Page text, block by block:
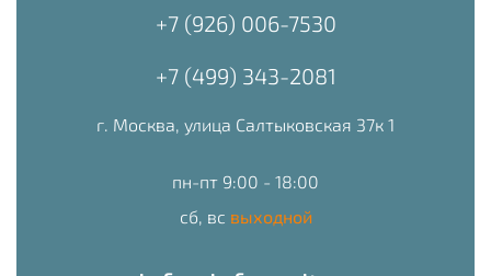
+7 (926) 006-7530
+7 (499) 343-2081
г. Москва, улица Салтыковская 37к 1
пн-пт 9:00 - 18:00
сб, вс выходной